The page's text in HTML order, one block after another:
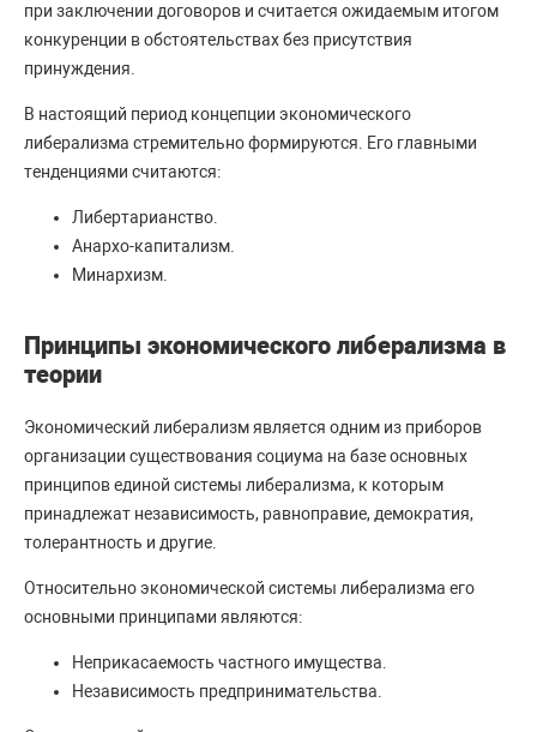
при заключении договоров и считается ожидаемым итогом
конкуренции в обстоятельствах без присутствия
принуждения.
В настоящий период концепции экономического
либерализма стремительно формируются. Его главными
тенденциями считаются:
Либертарианство.
Анархо-капитализм.
Минархизм.
Принципы экономического либерализма в
теории
Экономический либерализм является одним из приборов
организации существования социума на базе основных
принципов единой системы либерализма, к которым
принадлежат независимость, равноправие, демократия,
толерантность и другие.
Относительно экономической системы либерализма его
основными принципами являются:
Неприкасаемость частного имущества.
Независимость предпринимательства.